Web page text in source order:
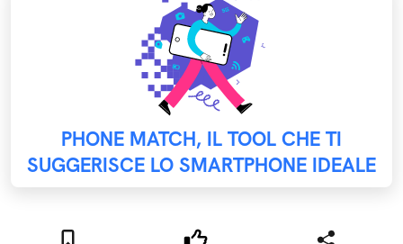
PHONE MATCH, IL TOOL CHE TI
SUGGERISCE LO SMARTPHONE IDEALE